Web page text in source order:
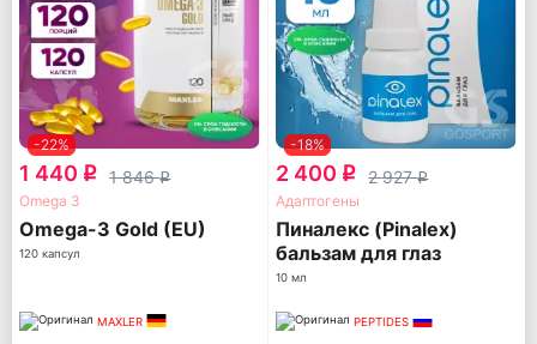
-22%
1 440 q 1 846q
Omega 3
Omega-3 Gold (EU)
120 капсул
MAXLER
-18%
2 400 q 2 927q
Адаптогены
Пиналекс (Pinalex)
бальзам для глаз
10 мл
PEPTIDES